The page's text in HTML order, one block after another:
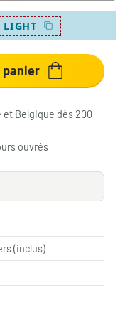
LIGHT
panier
Belgique dès 200
ouvrés
(inclus)